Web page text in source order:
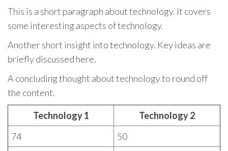
This is a short paragraph about technology. It covers
some interesting aspects of technology.
Another short insight into technology. Key ideas are
briefly discussed here.
A concluding thought about technology to round off
the content.
Technology 1
Technology 2
74
50